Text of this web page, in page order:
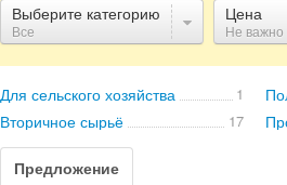
Выберите категорию
Все
Цена
Не важно
Для сельского хозяйства 1
Вторичное сырьё 17
Предложение